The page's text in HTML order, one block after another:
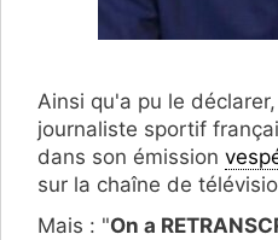
Ainsi qu'a pu le
journaliste sportif
dans son émission
sur la chaîne de
Mais : "On a